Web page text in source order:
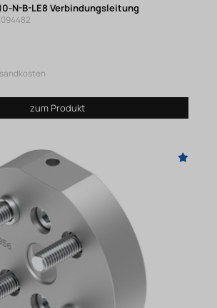
N-B-LE8 Verbindungsleitung
zum Produkt